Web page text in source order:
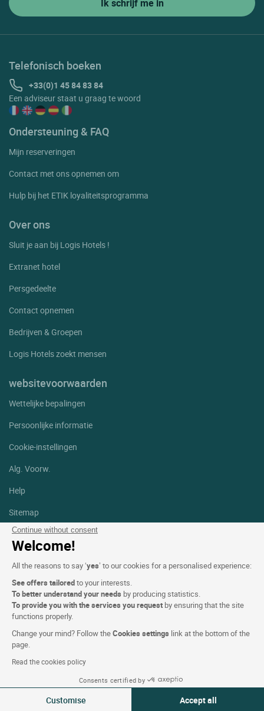
Continue without consent
Welcome!
All the reasons to say ‘yes’ to our cookies for a personalised experience:
See offers tailoredto your interests.
To better understand your needs by producing statistics.
To provide you with the services you request by ensuring that the site
functions properly.
Change your mind? Follow theCookies settings link at the bottom of the
page.
Read the cookies policy
Consents certified by
Customise Accept all
Telefonisch boeken
+33(0)1 45 84 83 84
Een adviseur staat u graag te woord
Ondersteuning & FAQ
Mijn reserveringen
Contact met ons opnemen om
Hulp bij het ETIK loyaliteitsprogramma
Over ons
Sluit je aan bij Logis Hotels !
Extranet hotel
Persgedeelte
Contact opnemen
Bedrijven & Groepen
Logis Hotels zoekt mensen
websitevoorwaarden
Wettelijke bepalingen
Persoonlijke informatie
Cookie-instellingen
Alg. Voorw.
Help
Sitemap
Foto's
Instagram
Linkedin
Powered bySIWAY